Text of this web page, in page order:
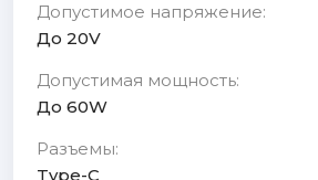
Допустимое напряжение:
До 20V
Допустимая мощность:
До 60W
Разъемы:
Type-C